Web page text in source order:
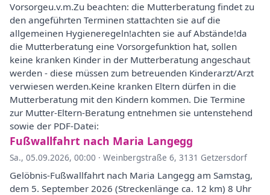
Vorsorgeu.v.m.Zu beachten: die Mutterberatung findet zu
den angeführten Terminen stattachten sie auf die
allgemeinen Hygieneregeln!achten sie auf Abstände!da
die Mutterberatung eine Vorsorgefunktion hat, sollen
keine kranken Kinder in der Mutterberatung angeschaut
werden - diese müssen zum betreuenden Kinderarzt/Arzt
verwiesen werden.Keine kranken Eltern dürfen in die
Mutterberatung mit den Kindern kommen. Die Termine
zur Mutter-Eltern-Beratung entnehmen sie untenstehend
sowie der PDF-Datei:
Fußwallfahrt nach Maria Langegg
Sa., 05.09.2026, 00:00 · Weinbergstraße 6, 3131 Getzersdorf
Gelöbnis-Fußwallfahrt nach Maria Langegg am Samstag,
dem 5. September 2026 (Streckenlänge ca. 12 km) 8 Uhr